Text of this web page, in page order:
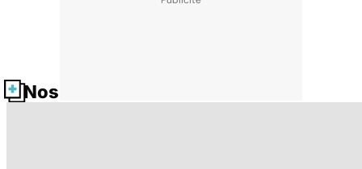
Nos fiches santé